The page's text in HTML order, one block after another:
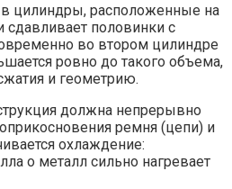
в цилиндры, расположенные на
половинки с
во втором цилиндре
ровно до такого объема,
и геометрию.
должна непрерывно
ремня (цепи) и
охлаждение:
о металл сильно нагревает